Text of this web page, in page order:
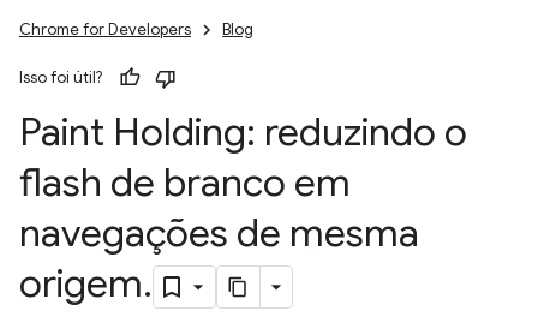
Chrome for Developers Blog
Isso foi útil?
Paint Holding: reduzindo o
flash de branco em
navegações de mesma
origem.